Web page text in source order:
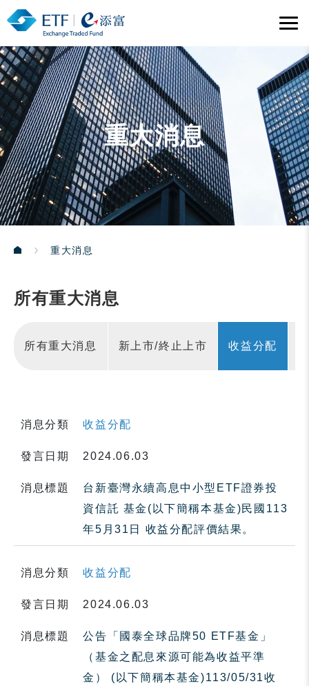
重大消息
重大消息
所有重大消息
所有重大消息 新上市/終止上市 收益分配
消息分類 收益分配
發言日期 2024.06.03
消息標題
台新臺灣永續高息中小型ETF證券投
資信託 基金(以下簡稱本基金)民國113
年5月31日 收益分配評價結果。
消息分類 收益分配
發言日期 2024.06.03
消息標題
公告「國泰全球品牌50 ETF基金」
（基金之配息來源可能為收益平準
金） (以下簡稱本基金)113/05/31收